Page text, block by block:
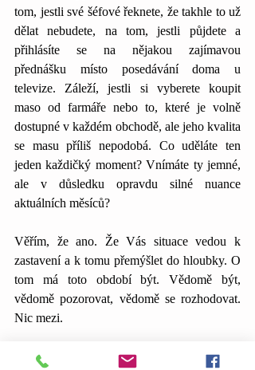
tom, jestli své šéfové řeknete, že takhle to už
dělat nebudete, na tom, jestli půjdete a
přihlásíte se na nějakou zajímavou
přednášku místo posedávání doma u
televize. Záleží, jestli si vyberete koupit
maso od farmáře nebo to, které je volně
dostupné v každém obchodě, ale jeho kvalita
se masu příliš nepodobá. Co uděláte ten
jeden každičký moment? Vnímáte ty jemné,
ale v důsledku opravdu silné nuance
aktuálních měsíců?
Věřím, že ano. Že Vás situace vedou k
zastavení a k tomu přemýšlet do hloubky. O
tom má toto období být. Vědomě být,
vědomě pozorovat, vědomě se rozhodovat.
Nic mezi.